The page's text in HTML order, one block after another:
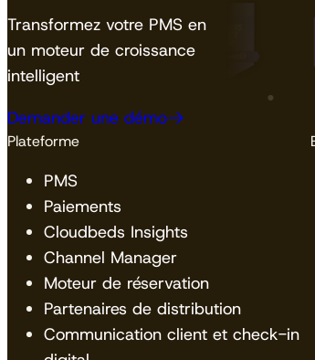
Transformez votre PMS en
un moteur de croissance
intelligent
Demander une démo
Plateforme
PMS
Paiements
Cloudbeds Insights
Channel Manager
Moteur de réservation
Partenaires de distribution
Communication client et check-in